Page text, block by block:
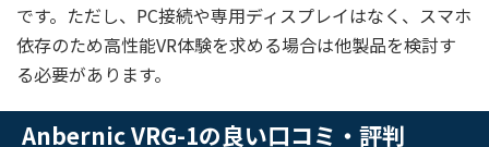
です。ただし、PC接続や専用ディスプレイはなく、スマホ
依存のため高性能VR体験を求める場合は他製品を検討す
る必要があります。
Anbernic VRG-1の良い口コミ・評判